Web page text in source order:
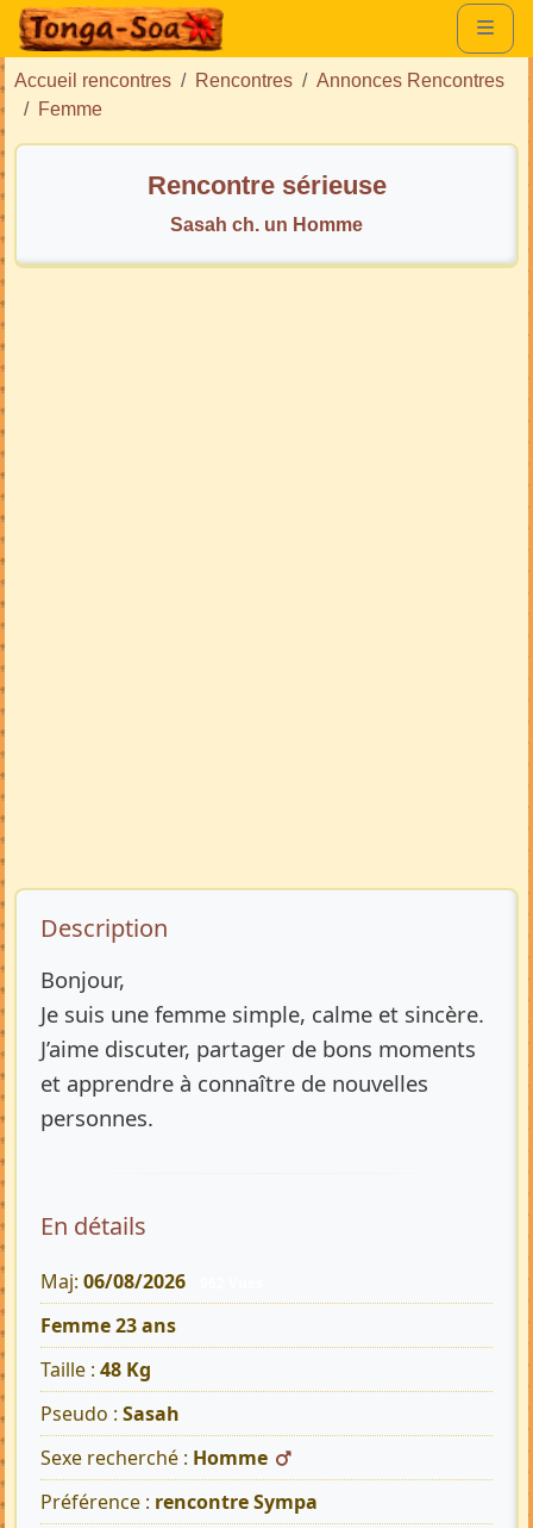
Accueil rencontres Rencontres
Annonces Rencontres
Femme
Rencontre sérieuse
Sasah ch. un Homme
Description de l’annonce
Description
Bonjour,
Je suis une femme simple, calme et sincère.
J’aime discuter, partager de bons moments
et apprendre à connaître de nouvelles
personnes.
En détails
Maj: 06/08/2026
Femme 23 ans
Taille : 48 Kg
Pseudo : Sasah
Sexe recherché : Homme
Préférence : rencontre Sympa